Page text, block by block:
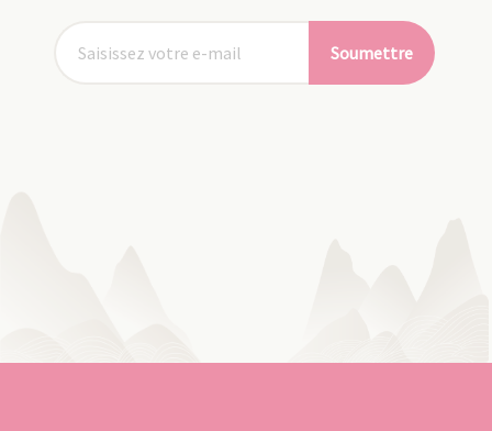
Soumettre